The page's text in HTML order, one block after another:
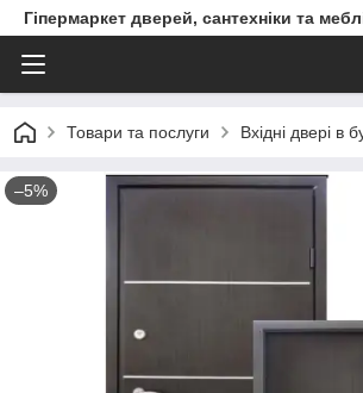
Гіпермаркет дверей, сантехніки та
Товари та послуги Вхідні двері в
–5%